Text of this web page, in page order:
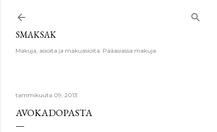
SMAKSAK
Makuja, asioita ja makuasioita. Pääasiassa makuja.
tammikuuta 09, 2013
AVOKADOPASTA